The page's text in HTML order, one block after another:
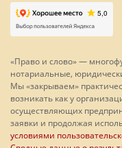
«Право и слово» —
нотариальные,
Мы «закрываем»
возникать как у
осуществляющих
заявки и продолжая
условиями